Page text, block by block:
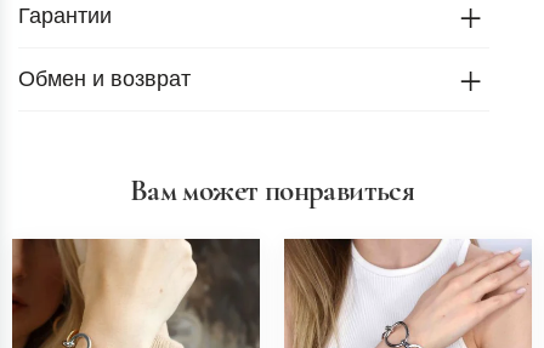
Гарантии
Обмен и возврат
Вам может понравиться